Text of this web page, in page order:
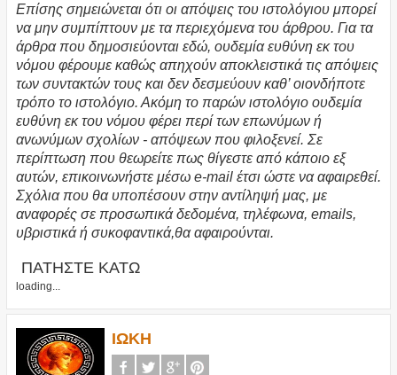
Επίσης σημειώνεται ότι οι απόψεις του ιστολόγιου μπορεί
να μην συμπίπτουν με τα περιεχόμενα του άρθρου. Για τα
άρθρα που δημοσιεύονται εδώ, ουδεμία ευθύνη εκ του
νόμου φέρουμε καθώς απηχούν αποκλειστικά τις απόψεις
των συντακτών τους και δεν δεσμεύουν καθ’ οιονδήποτε
τρόπο το ιστολόγιο. Ακόμη το παρών ιστολόγιο ουδεμία
ευθύνη εκ του νόμου φέρει περί των επωνύμων ή
ανωνύμων σχολίων - απόψεων που φιλοξενεί. Σε
περίπτωση που θεωρείτε πως θίγεστε από κάποιο εξ
αυτών, επικοινωνήστε μέσω e-mail έτσι ώστε να αφαιρεθεί.
Σχόλια που θα υποπέσουν στην αντίληψή μας, με
αναφορές σε προσωπικά δεδομένα, τηλέφωνα, emails,
υβριστικά ή συκοφαντικά,θα αφαιρούνται.
ΠΑΤΗΣΤΕ ΚΑΤΩ
loading...
ΙΩΚΗ